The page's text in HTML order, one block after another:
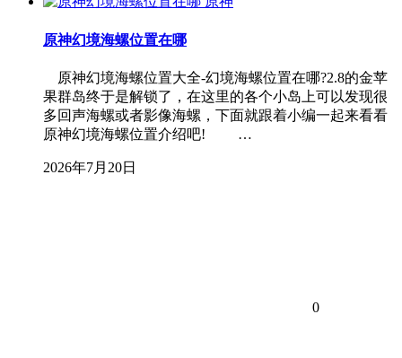
原神幻境海螺位置在哪
原神幻境海螺位置大全-幻境海螺位置在哪?2.8的金苹
果群岛终于是解锁了，在这里的各个小岛上可以发现很
多回声海螺或者影像海螺，下面就跟着小编一起来看看
原神幻境海螺位置介绍吧! …
2026年7月20日
0